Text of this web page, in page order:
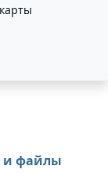
карты
и файлы